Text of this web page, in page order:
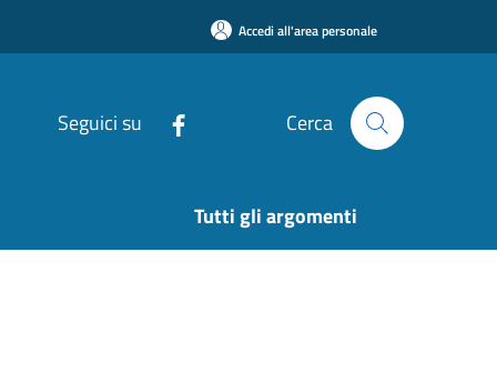
Accedi all'area personale
Seguici su Cerca
Tutti gli argomenti